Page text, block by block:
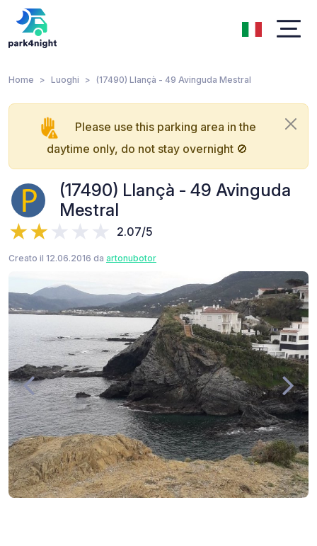
Home Luoghi (17490) Llançà - 49 Avinguda Mestral
Please use this parking area in the
daytime only, do not stay overnight 🚫
(17490) Llançà - 49 Avinguda
Mestral
2.07/5
Creato il 12.06.2016 da artonubotor